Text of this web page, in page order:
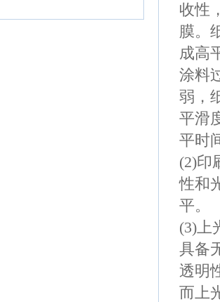
收性
膜。
成高
涂料
弱，
平滑
平时
(2)印
性和
平。
(3)上
具备
透明
而上